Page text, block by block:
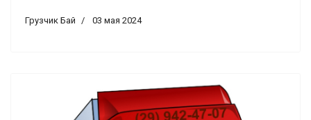
Грузчик Бай 03 мая 2024